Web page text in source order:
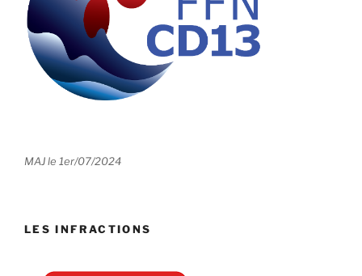
MAJ le 1er/07/2024
LES INFRACTIONS